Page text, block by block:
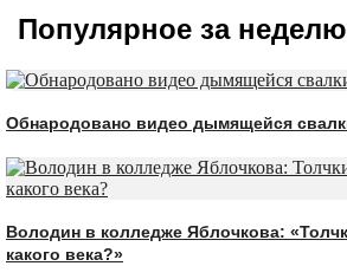
Популярное за неделю
Обнародовано видео дымящейся
Володин в колледже Яблочкова:
какого века?»